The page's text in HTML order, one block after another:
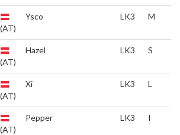
(AT)
Ysco LK3 M
(AT)
Hazel LK3 S
(AT)
Xi LK3 L
(AT)
Pepper LK3 I